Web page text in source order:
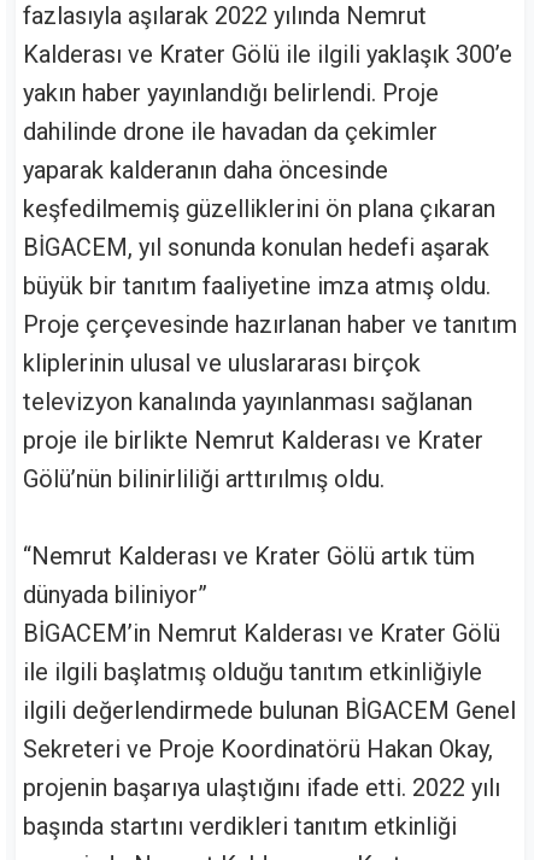
fazlasıyla aşılarak 2022 yılında Nemrut
Kalderası ve Krater Gölü ile ilgili yaklaşık 300’e
yakın haber yayınlandığı belirlendi. Proje
dahilinde drone ile havadan da çekimler
yaparak kalderanın daha öncesinde
keşfedilmemiş güzelliklerini ön plana çıkaran
BİGACEM, yıl sonunda konulan hedefi aşarak
büyük bir tanıtım faaliyetine imza atmış oldu.
Proje çerçevesinde hazırlanan haber ve tanıtım
kliplerinin ulusal ve uluslararası birçok
televizyon kanalında yayınlanması sağlanan
proje ile birlikte Nemrut Kalderası ve Krater
Gölü’nün bilinirliliği arttırılmış oldu.
“Nemrut Kalderası ve Krater Gölü artık tüm
dünyada biliniyor”
BİGACEM’in Nemrut Kalderası ve Krater Gölü
ile ilgili başlatmış olduğu tanıtım etkinliğiyle
ilgili değerlendirmede bulunan BİGACEM Genel
Sekreteri ve Proje Koordinatörü Hakan Okay,
projenin başarıya ulaştığını ifade etti. 2022 yılı
başında startını verdikleri tanıtım etkinliği